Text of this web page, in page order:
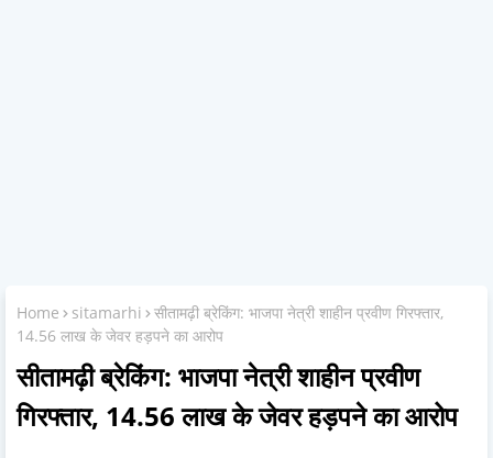
Home sitamarhi
सीतामढ़ी ब्रेकिंग: भाजपा नेत्री शाहीन प्रवीण गिरफ्तार,
14.56 लाख के जेवर हड़पने का आरोप
सीतामढ़ी ब्रेकिंग: भाजपा नेत्री शाहीन प्रवीण
गिरफ्तार, 14.56 लाख के जेवर हड़पने का आरोप